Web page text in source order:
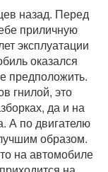
назад. Перед
приличную
эксплуатации
оказался
предположить.
гнилой, это
да и на
А по двигателю
образом.
на автомобиле